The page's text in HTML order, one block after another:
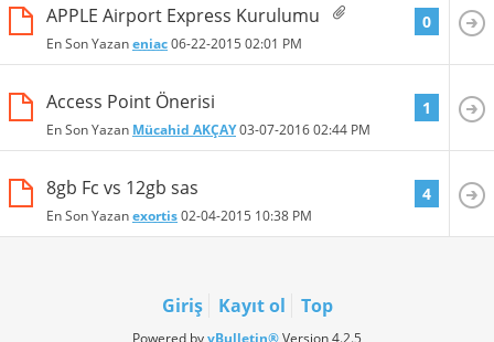
APPLE Airport Express Kurulumu
En Son Yazaneniac06-22-2015 02:01 PM
0
Access Point Önerisi
En Son Yazan Mücahid AKÇAY03-07-201602:44 PM
1
8gb Fc vs 12gb sas
En Son Yazanexortis02-04-2015 10:38 PM
4
Giriş Kayıt ol Top